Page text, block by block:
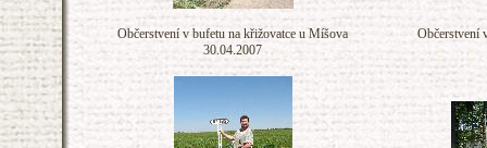
Občerstvení v bufetu na křižovatce u Míšova
30.04.2007
Občerstvení